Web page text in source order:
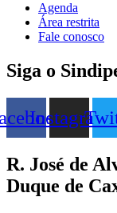
Agenda
Área restrita
Fale conosco
Siga o
Instagram
R. José de
Duque de